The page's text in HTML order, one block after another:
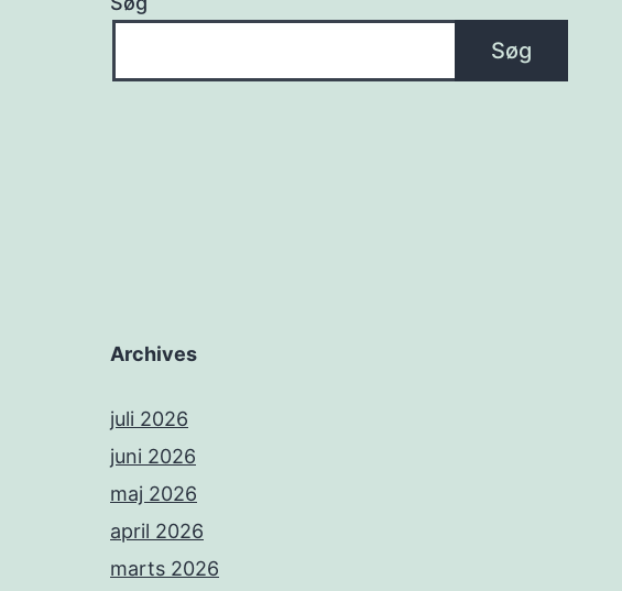
Søg
Archives
juli 2026
juni 2026
maj 2026
april 2026
marts 2026